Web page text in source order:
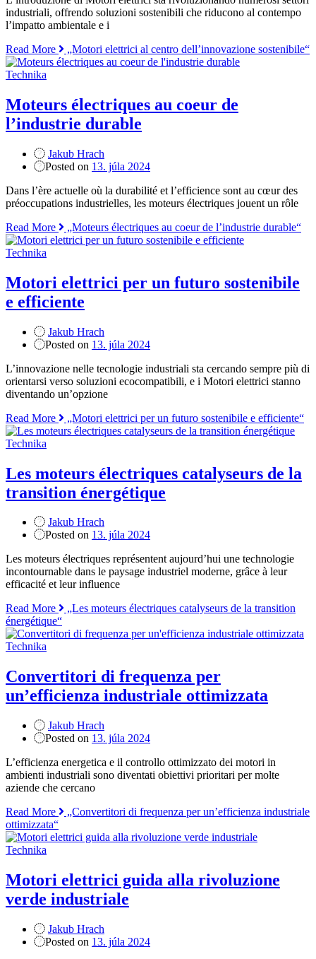
industriali, offrendo soluzioni sostenibili che riducono al contempo
l’impatto ambientale e i
Read More
„Motori elettrici al centro dell’innovazione sostenibile“
Technika
Moteurs électriques au coeur de
l’industrie durable
Jakub Hrach
Posted on 13. júla 2024
Dans l’ère actuelle où la durabilité et l’efficience sont au cœur des
préoccupations industrielles, les moteurs électriques jouent un rôle
Read More
„Moteurs électriques au coeur de l’industrie durable“
Technika
Motori elettrici per un futuro sostenibile
e efficiente
Jakub Hrach
Posted on 13. júla 2024
L’innovazione nelle tecnologie industriali sta cercando sempre più di
orientarsi verso soluzioni ecocompatibili, e i Motori elettrici stanno
diventando un’opzione
Read More
„Motori elettrici per un futuro sostenibile e efficiente“
Technika
Les moteurs électriques catalyseurs de la
transition énergétique
Jakub Hrach
Posted on 13. júla 2024
Les moteurs électriques représentent aujourd’hui une technologie
incontournable dans le paysage industriel moderne, grâce à leur
efficacité et leur influence
Read More
„Les moteurs électriques catalyseurs de la transition
énergétique“
Technika
Convertitori di frequenza per
un’efficienza industriale ottimizzata
Jakub Hrach
Posted on 13. júla 2024
L’efficienza energetica e il controllo ottimizzato dei motori in
ambienti industriali sono diventati obiettivi prioritari per molte
aziende che cercano
Read More
„Convertitori di frequenza per un’efficienza industriale
ottimizzata“
Technika
Motori elettrici guida alla rivoluzione
verde industriale
Jakub Hrach
Posted on 13. júla 2024